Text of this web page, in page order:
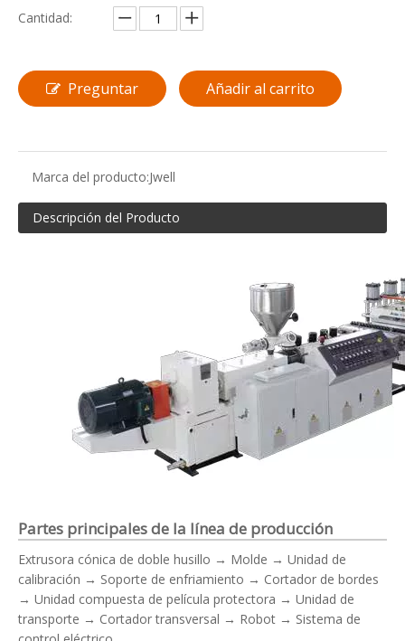
Cantidad:
Preguntar Añadir al carrito
Marca del producto:Jwell
Descripción del Producto
Partes principales de la línea de producción
Extrusora cónica de doble husillo → Molde → Unidad de
calibración → Soporte de enfriamiento → Cortador de bordes
→ Unidad compuesta de película protectora → Unidad de
transporte → Cortador transversal → Robot → Sistema de